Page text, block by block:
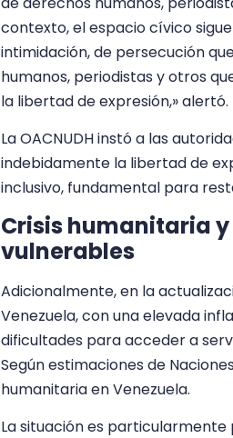
contexto, el espacio cívico
intimidación, de persecución
humanos, periodistas y otros
la libertad de expresión,» alertó.
La OACNUDH instó a las
indebidamente la libertad de
inclusivo, fundamental para
Crisis humanitaria
vulnerables
Adicionalmente, en la
Venezuela, con una elevada
dificultades para acceder a
Según estimaciones de
humanitaria en Venezuela.
La situación es